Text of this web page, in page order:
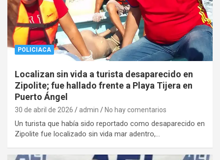
POLICIACA
Localizan sin vida a turista desaparecido en
Zipolite; fue hallado frente a Playa Tijera en
Puerto Ángel
30 de abril de 2026 admin No hay comentarios
Un turista que había sido reportado como desaparecido en
Zipolite fue localizado sin vida mar adentro,…